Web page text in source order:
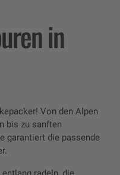
in
Von den Alpen
bis zu sanften
garantiert die passende